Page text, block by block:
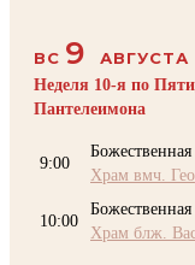
ВС 9
АВГУСТА
Неделя 10-я по
Пантелеимона
9:00
Храм вмч.
10:00
Храм блж.